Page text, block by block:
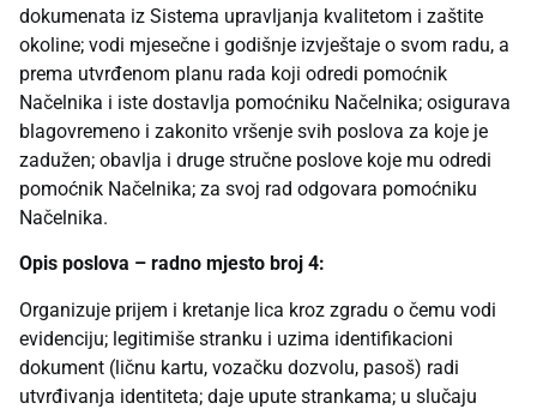
dokumenata iz Sistema upravljanja kvalitetom i zaštite
okoline; vodi mjesečne i godišnje izvještaje o svom radu, a
prema utvrđenom planu rada koji odredi pomoćnik
Načelnika i iste dostavlja pomoćniku Načelnika; osigurava
blagovremeno i zakonito vršenje svih poslova za koje je
zadužen; obavlja i druge stručne poslove koje mu odredi
pomoćnik Načelnika; za svoj rad odgovara pomoćniku
Načelnika.
Opis poslova – radno mjesto broj 4:
Organizuje prijem i kretanje lica kroz zgradu o čemu vodi
evidenciju; legitimiše stranku i uzima identifikacioni
dokument (ličnu kartu, vozačku dozvolu, pasoš) radi
utvrđivanja identiteta; daje upute strankama; u slučaju